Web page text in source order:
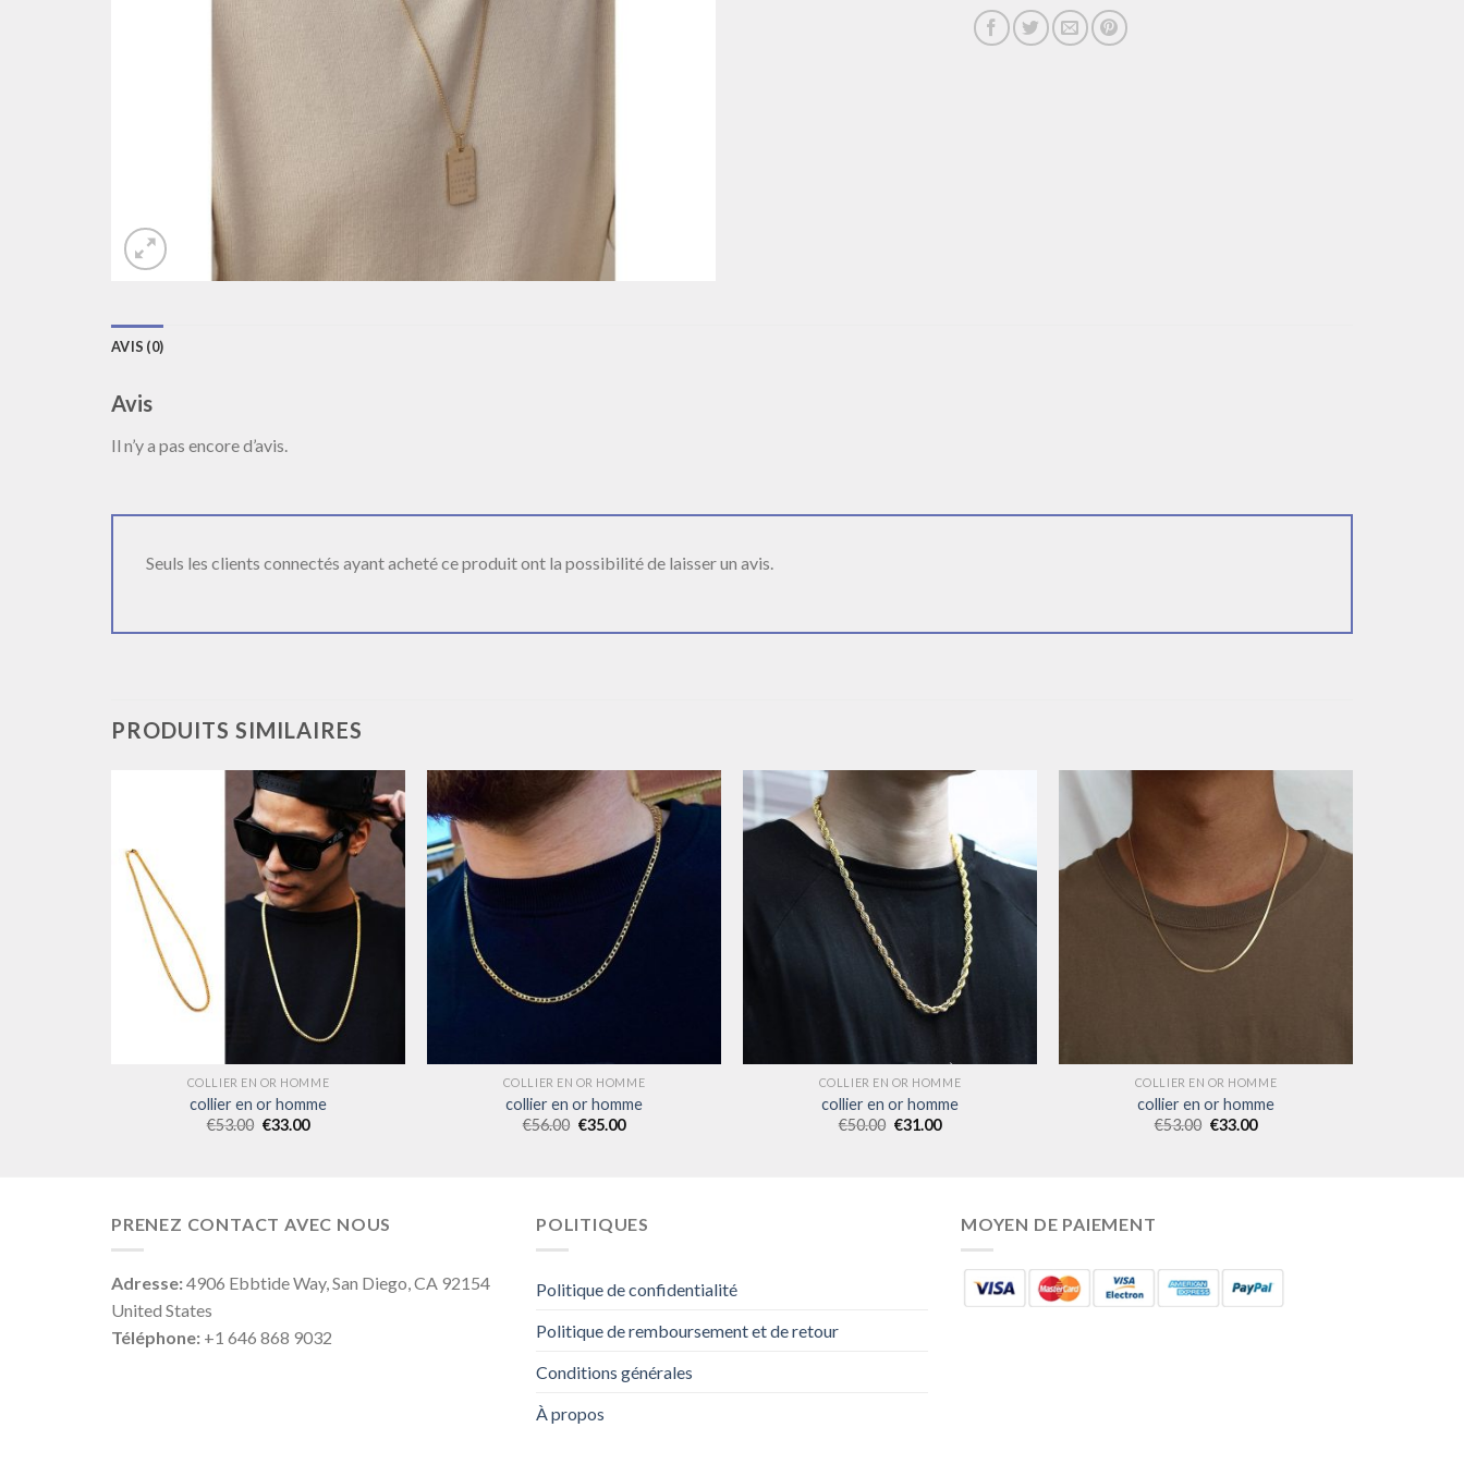
AVIS (0)
Avis
Il n’y a pas encore d’avis.
Seuls les clients connectés ayant acheté ce produit ont la possibilité de laisser un avis.
PRODUITS SIMILAIRES
COLLIER EN OR HOMME
collier en or homme
€53.00 €33.00
COLLIER EN OR HOMME
collier en or homme
€56.00 €35.00
COLLIER EN OR HOMME
collier en or homme
€50.00 €31.00
COLLIER EN OR HOMME
collier en or homme
€53.00 €33.00
PRENEZ CONTACT AVEC NOUS
Adresse:4906 Ebbtide Way, San Diego, CA 92154
United States
Téléphone: +1 646 868 9032
POLITIQUES
Politique de confidentialité
Politique de remboursement et de retour
Conditions générales
À propos
MOYEN DE PAIEMENT